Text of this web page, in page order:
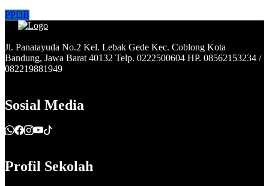
PPDB
Jl. Panatayuda No.2 Kel. Lebak Gede Kec. Coblong Kota
Bandung, Jawa Barat 40132 Telp. 0222500604 HP. 08562153234 /
082219881949
Sosial Media
Profil Sekolah